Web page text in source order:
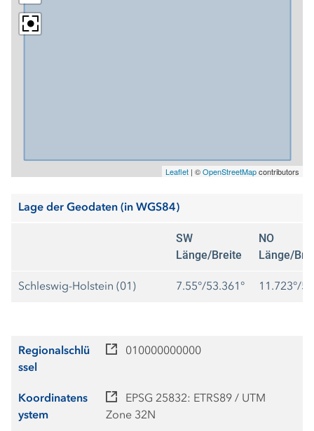
Leaflet | ©OpenStreetMapcontributors
Lage der Geodaten (in WGS84)
SW
Länge/Breite
NO
Länge/
Schleswig-Holstein (01) 7.55°/53.361° 11.723°/
Regionalschlü
ssel
010000000000
Koordinatens
ystem
EPSG 25832: ETRS89 / UTM
Zone 32N